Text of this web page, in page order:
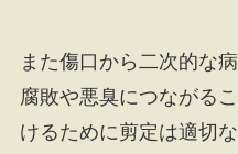
また傷口から二次的な
腐敗や悪臭につながる
けるために剪定は適切